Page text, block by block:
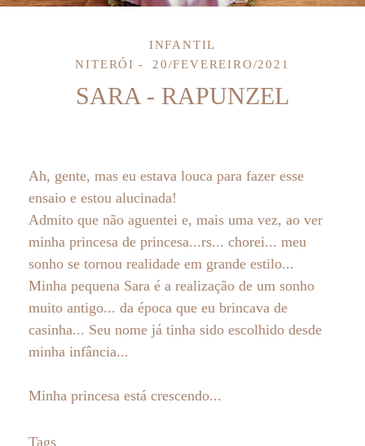
INFANTIL
NITERÓI
20/FEVEREIRO/2021
SARA - RAPUNZEL
Ah, gente, mas eu estava louca para fazer esse
ensaio e estou alucinada!
Admito que não aguentei e, mais uma vez, ao ver
minha princesa de princesa...rs... chorei... meu
sonho se tornou realidade em grande estilo...
Minha pequena Sara é a realização de um sonho
muito antigo... da época que eu brincava de
casinha... Seu nome já tinha sido escolhido desde
minha infância...
Minha princesa está crescendo...
Tags